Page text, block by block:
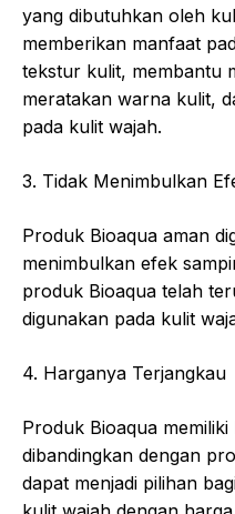
yang dibutuhkan oleh
memberikan manfaat
tekstur kulit, membantu
meratakan warna kulit,
pada kulit wajah.
3. Tidak Menimbulkan
Produk Bioaqua aman
menimbulkan efek
produk Bioaqua telah
digunakan pada kulit
4. Harganya Terjangkau
Produk Bioaqua
dibandingkan dengan
dapat menjadi pilihan